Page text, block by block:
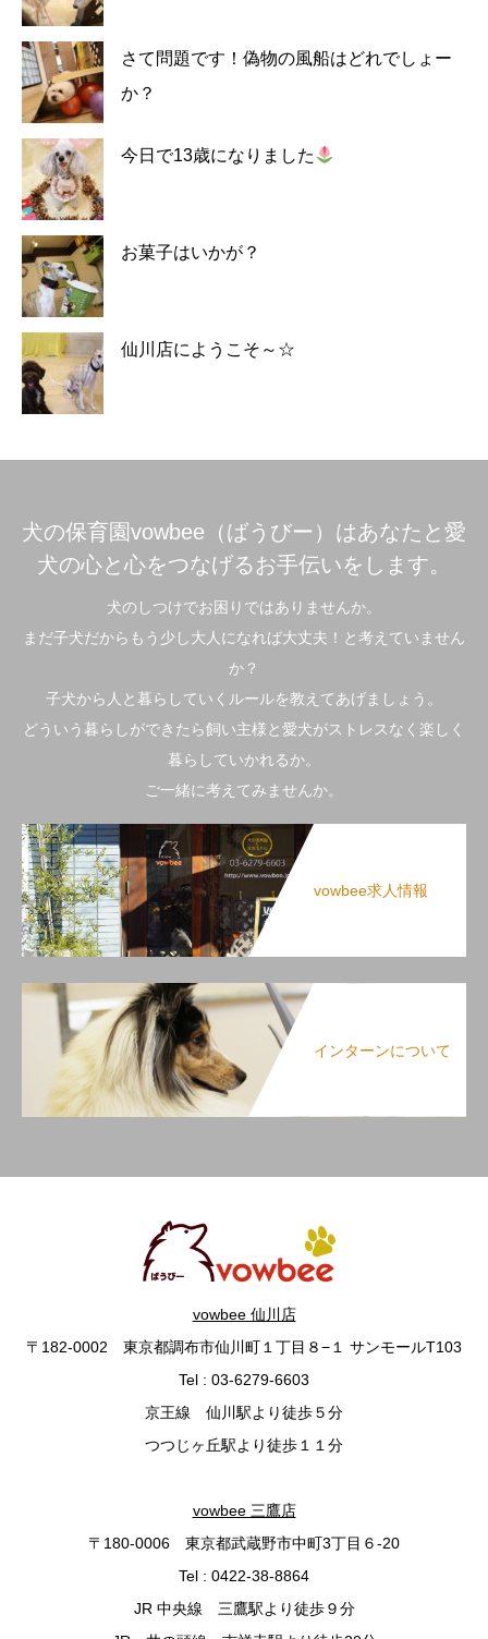
さて問題です！偽物の風船はどれでしょー
か？
今日で13歳になりました
お菓子はいかが？
仙川店にようこそ～☆
犬の保育園vowbee（ばうびー）はあなたと愛
犬の心と心をつなげるお手伝いをします。
犬のしつけでお困りではありませんか。
まだ子犬だからもう少し大人になれば大丈夫！と考えていません
か？
子犬から人と暮らしていくルールを教えてあげましょう。
どういう暮らしができたら飼い主様と愛犬がストレスなく楽しく
暮らしていかれるか。
ご一緒に考えてみませんか。
vowbee求人情報
インターンについて
vowbee 仙川店
〒182-0002 東京都調布市仙川町１丁目８−１ サンモールT103
Tel : 03-6279-6603
京王線 仙川駅より徒歩５分
つつじヶ丘駅より徒歩１１分
vowbee 三鷹店
〒180-0006 東京都武蔵野市中町3丁目６-20
Tel : 0422-38-8864
JR 中央線 三鷹駅より徒歩９分